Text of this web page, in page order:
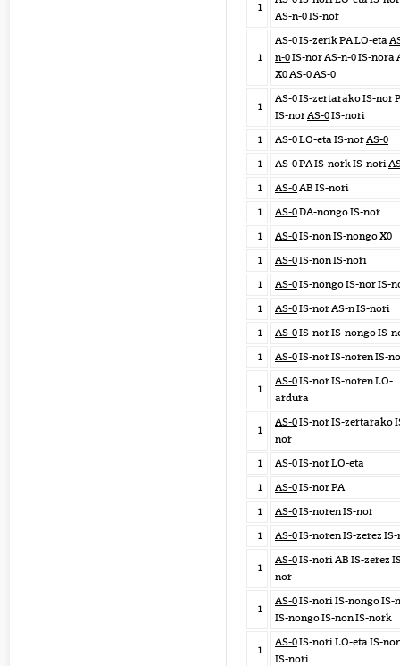
1
AS-n-0IS-nor
1
AS-0 IS-zerik PA LO-eta
n-0IS-nor AS-n-0 IS-nora
X0 AS-0 AS-0
1
AS-0 IS-zertarako IS-nor
IS-norAS-0IS-nori
1
AS-0 LO-eta IS-norAS-0
1
AS-0 PA IS-nork IS-nori
1
AS-0AB IS-nori
1
AS-0DA-nongo IS-nor
1
AS-0IS-non IS-nongo X0
1
AS-0IS-non IS-nori
1
AS-0IS-nongo IS-nor IS-
1
AS-0IS-nor AS-n IS-nori
1
AS-0IS-nor IS-nongo IS-
1
AS-0IS-nor IS-noren IS-
1
AS-0IS-nor IS-noren LO-
ardura
1
AS-0IS-nor IS-zertarako
nor
1
AS-0IS-nor LO-eta
1
AS-0IS-nor PA
1
AS-0IS-noren IS-nor
1
AS-0IS-noren IS-zerez
1
AS-0IS-nori AB IS-zerez
nor
1
AS-0IS-nori IS-nongo IS-
IS-nongo IS-non IS-nork
1
AS-0IS-nori LO-eta IS-
IS-nori